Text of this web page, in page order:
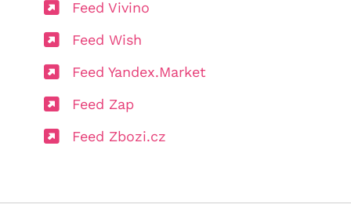
Feed Vivino
Feed Wish
Feed Yandex.Market
Feed Zap
Feed Zbozi.cz